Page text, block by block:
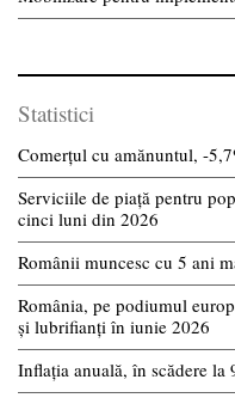
Statistici
Comerțul cu amănuntul, -
Serviciile de piață pentru
cinci luni din 2026
Românii muncesc cu 5 ani
România, pe podiumul
și lubrifianți în iunie 2026
Inflația anuală, în scădere la